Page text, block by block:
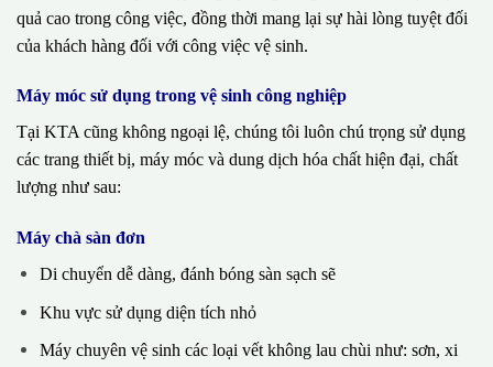
quả cao trong công việc, đồng thời mang lại sự hài lòng tuyệt đối
của khách hàng đối với công việc vệ sinh.
Máy móc sử dụng trong vệ sinh công nghiệp
Tại KTA cũng không ngoại lệ, chúng tôi luôn chú trọng sử dụng
các trang thiết bị, máy móc và dung dịch hóa chất hiện đại, chất
lượng như sau:
Máy chà sàn đơn
Di chuyển dễ dàng, đánh bóng sàn sạch sẽ
Khu vực sử dụng diện tích nhỏ
Máy chuyên vệ sinh các loại vết không lau chùi như: sơn, xi